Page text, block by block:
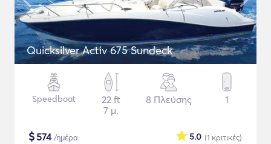
Quicksilver Activ 675 Sundeck
Speedboat
22 ft
7 μ.
8 Πλεύσης 1
$574/ημέρα (1 κριτικές)
5.0